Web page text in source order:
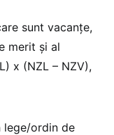
sunt vacanţe,
merit şi al
x (NZL – NZV),
lege/ordin de